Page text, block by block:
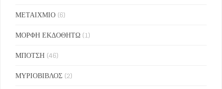
ΜΕΤΑΙΧΜΙΟ (6)
ΜΟΡΦΗ ΕΚΔΟΘΗΤΩ (1)
ΜΠΟΤΣΗ (46)
ΜΥΡΙΟΒΙΒΛΟΣ (2)